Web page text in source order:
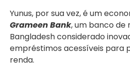
Yunus, por sua vez, é um
Grameen Bank, um banco
Bangladesh considerado
empréstimos acessíveis para
renda.